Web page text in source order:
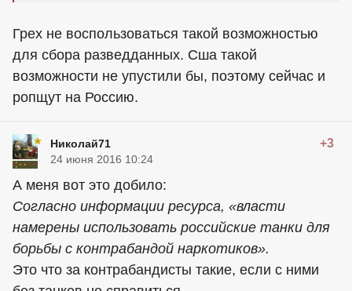
Грех не воспользоваться такой возможностью
для сбора разведданных. Сша такой
возможности не упустили бы, поэтому сейчас и
ропщут на Россию.
Николай71 +3
24 июня 2016 10:24
А меня вот это добило:
Согласно информации ресурса, «власти
намерены использовать российские танки для
борьбы с контрабандой наркотиков».
Это что за контрабандисты такие, если с ними